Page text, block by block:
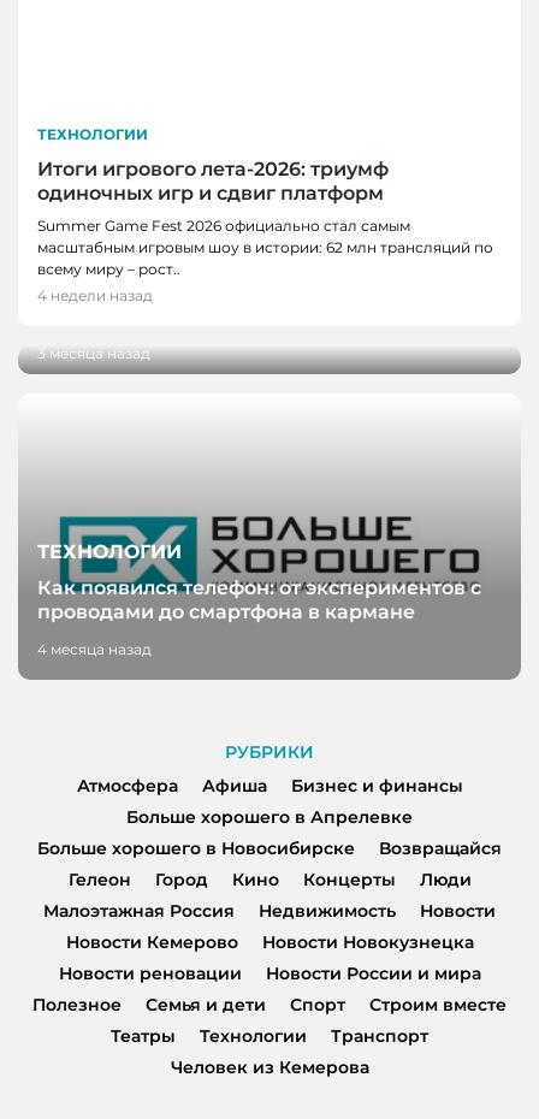
ТЕХНОЛОГИИ
Итоги игрового лета-2026: триумф
одиночных игр и сдвиг платформ
Summer Game Fest 2026 официально стал самым
масштабным игровым шоу в истории: 62 млн трансляций по
всему миру – рост..
4 недели назад
НОВОСТИ, НОВОСТИ КЕМЕРОВО,
ТЕХНОЛОГИИ
Разработку кузбасских ученых внедрили на
производстве антибактериального
3 месяца назад
ТЕХНОЛОГИИ
Как появился телефон: от экспериментов с
проводами до смартфона в кармане
4 месяца назад
РУБРИКИ
Атмосфера
Афиша
Бизнес и финансы
Больше хорошего в Апрелевке
Больше хорошего в Новосибирске
Возвращайся
Гелеон
Город Кино Концерты
Люди
Малоэтажная Россия
Недвижимость
Новости
Новости Кемерово
Новости Новокузнецка
Новости реновации
Новости России и мира
Полезное
Семья и дети Спорт
Строим вместе
Театры
Технологии
Транспорт
Человек из Кемерова